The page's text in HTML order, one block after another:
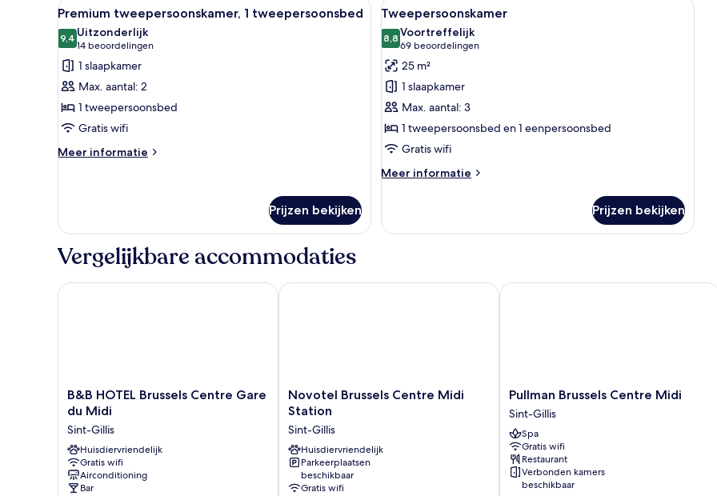
Alle
foto's
voor
Premium
tweepersoonskamer,
1
tweepersoonsbed
laden
7
Premium tweepersoonskamer, 1 tweepersoonsbed
9,49,4 van 10
Uitzonderlijk
14 beoordelingen
(14
beoordelingen)
1 slaapkamer
Max. aantal: 2
1 tweepersoonsbed
Gratis wifi
Meer informatie
Meer
1
tweepersoonsbed
Prijzen bekijken
Alle
foto's
voor
Tweepersoonskamer
laden
9
Tweepersoonskamer
8,88,8 van 10
Voortreffelijk
69 beoordelingen
(69
beoordelingen)
25 m²
1 slaapkamer
Max. aantal: 3
1 tweepersoonsbed en 1 eenpersoonsbed
Gratis wifi
Meer informatie
Meer
Prijzen bekijken
Vergelijkbare accommodaties
B&B
HOTEL
Centre
Gare
du
Midi
B&B HOTEL Brussels Centre Gare
du Midi
Sint-Gillis
Huisdiervriendelijk
Gratis wifi
Airconditioning
Bar
B&B HOTEL Brussels Centre Gare du Midi
Novotel
Brussels
Midi
Station
Sint-
Gillis
Novotel Brussels Centre Midi
Station
Sint-Gillis
Huisdiervriendelijk
Parkeerplaatsen
beschikbaar
Gratis wifi
Novotel Brussels Centre Midi Station
Pullman
Brussels
Centre
Midi
Sint-
Gillis
Pullman Brussels Centre Midi
Sint-Gillis
Spa
Gratis wifi
Restaurant
Verbonden kamers
beschikbaar
Pullman Brussels Centre Midi